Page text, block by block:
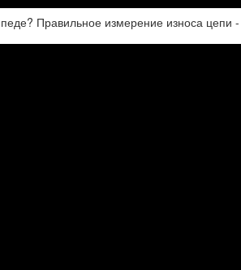
Правильное измерение износа